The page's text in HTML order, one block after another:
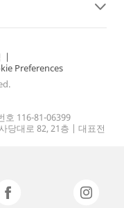
|
Preferences
호 116-81-06399
당대로 82, 21층 | 대표전